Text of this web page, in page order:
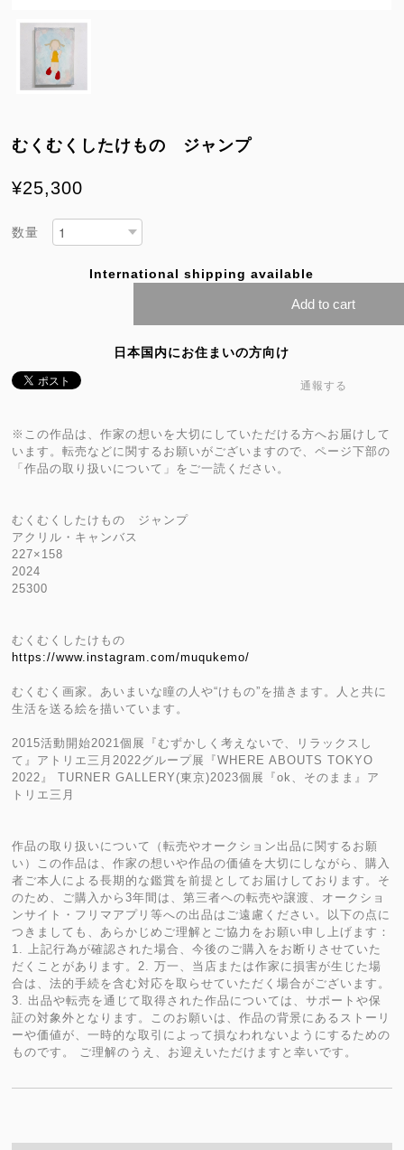
むくむくしたけもの ジャンプ
¥25,300
数量
International shipping available
Add to cart
日本国内にお住まいの方向け
通報する
※この作品は、作家の想いを大切にしていただける方へお届けして
います。転売などに関するお願いがございますので、ページ下部の
「作品の取り扱いについて」をご一読ください。
むくむくしたけもの ジャンプ
アクリル・キャンバス
227×158
2024
25300
むくむくしたけもの
https://www.instagram.com/muqukemo/
むくむく画家。あいまいな瞳の人や“けもの”を描きます。人と共に
生活を送る絵を描いています。
2015活動開始2021個展『むずかしく考えないで、リラックスし
て』アトリエ三月2022グループ展『WHERE ABOUTS TOKYO
2022』 TURNER GALLERY(東京)2023個展『ok、そのまま』ア
トリエ三月
作品の取り扱いについて（転売やオークション出品に関するお願
い）この作品は、作家の想いや作品の価値を大切にしながら、購入
者ご本人による長期的な鑑賞を前提としてお届けしております。そ
のため、ご購入から3年間は、第三者への転売や譲渡、オークショ
ンサイト・フリマアプリ等への出品はご遠慮ください。以下の点に
つきましても、あらかじめご理解とご協力をお願い申し上げます：
1. 上記行為が確認された場合、今後のご購入をお断りさせていた
だくことがあります。2. 万一、当店または作家に損害が生じた場
合は、法的手続を含む対応を取らせていただく場合がございます。
3. 出品や転売を通じて取得された作品については、サポートや保
証の対象外となります。このお願いは、作品の背景にあるストーリ
ーや価値が、一時的な取引によって損なわれないようにするための
ものです。 ご理解のうえ、お迎えいただけますと幸いです。